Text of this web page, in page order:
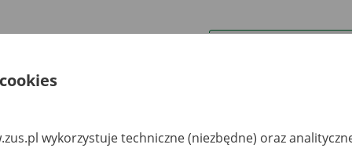
uwagi można przesyłać poprzez
Ukryj wszystkie pozycje bazy
wykorzystuje techniczne (niezbędne) oraz